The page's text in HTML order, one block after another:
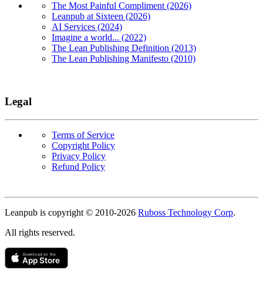
The Most Painful Compliment (2026)
Leanpub at Sixteen (2026)
AI Services (2024)
Imagine a world... (2022)
The Lean Publishing Definition (2013)
The Lean Publishing Manifesto (2010)
Legal
Terms of Service
Copyright Policy
Privacy Policy
Refund Policy
Copyright
Leanpub is copyright © 2010-2026 Ruboss Technology Corp.
All rights reserved.